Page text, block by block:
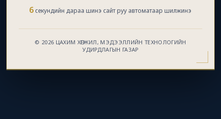
6 секундийн дараа шинэ сайт руу автоматаар шилжинэ
© 2026 ЦАХИМ ХӨГЖИЛ, МЭДЭЭЛЛИЙН ТЕХНОЛОГИЙН
УДИРДЛАГЫН ГАЗАР